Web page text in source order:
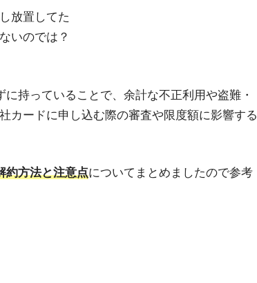
放置してた
いのでは？
持っていることで、余計な不正利用や盗難・
カードに申し込む際の審査や限度額に影響する
約方法と注意点についてまとめましたので参考